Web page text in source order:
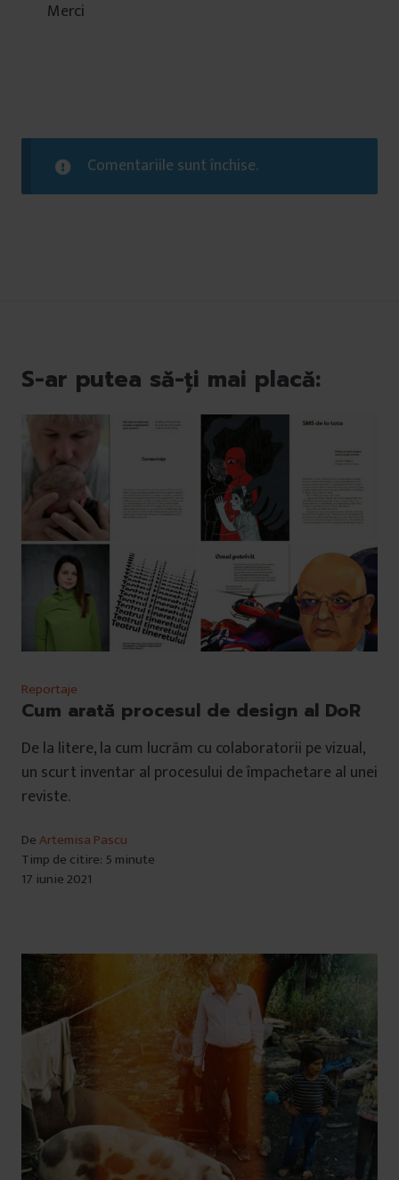
Merci
Comentariile sunt închise.
S-ar putea să-ți mai placă:
Reportaje
Cum arată procesul de design al DoR
De la litere, la cum lucrăm cu colaboratorii pe vizual,
un scurt inventar al procesului de împachetare al unei
reviste.
DeArtemisa Pascu
Timp de citire: 5 minute
17 iunie 2021